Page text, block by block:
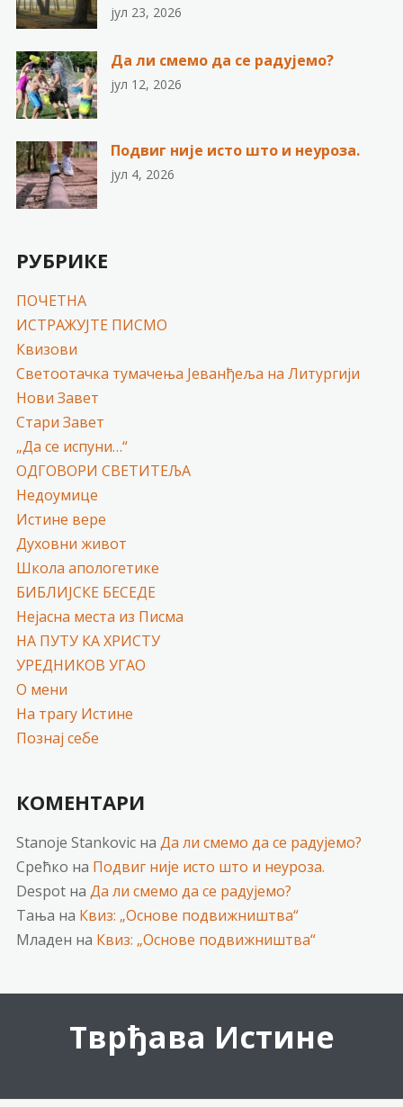
јул 23, 2026
Да ли смемо да се радујемо?
јул 12, 2026
Подвиг није исто што и неуроза.
јул 4, 2026
РУБРИКЕ
ПОЧЕТНА
ИСТРАЖУЈТЕ ПИСМО
Квизови
Светоотачка тумачења Јеванђеља на Литургији
Нови Завет
Стари Завет
„Да се испуни…“
ОДГОВОРИ СВЕТИТЕЉА
Недоумице
Истине вере
Духовни живот
Школа апологетике
БИБЛИЈСКЕ БЕСЕДЕ
Нејасна места из Писма
НА ПУТУ КА ХРИСТУ
УРЕДНИКОВ УГАО
О мени
На трагу Истине
Познај себе
КОМЕНТАРИ
Stanoje Stankovicна Да ли смемо да се радујемо?
Срећко на Подвиг није исто што и неуроза.
Despotна Да ли смемо да се радујемо?
Тања на Квиз: „Основе подвижништва“
Младен на Квиз: „Основе подвижништва“
Тврђава Истине